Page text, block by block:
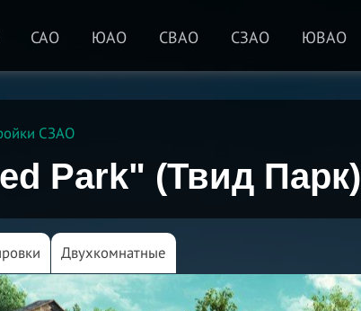
САО ЮАО СВАО СЗАО ЮВАО
СЗАО
Park" (Твид Парк)
Двухкомнатные